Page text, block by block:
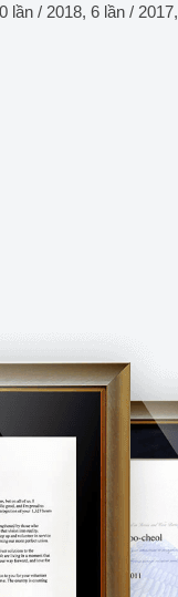
lần / 2018, 6 lần / 2017,